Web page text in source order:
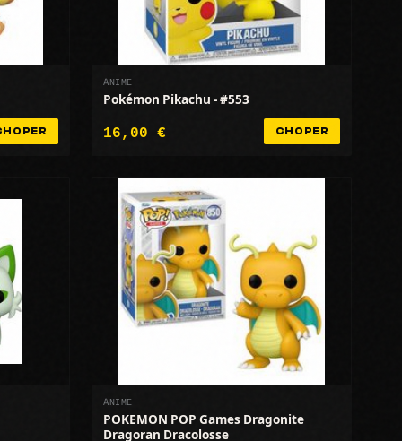
ANIME
Pokémon Pikachu - #553
16,00 € CHOPER
ANIME
POKEMON POP Games Dragonite
Dragoran Dracolosse